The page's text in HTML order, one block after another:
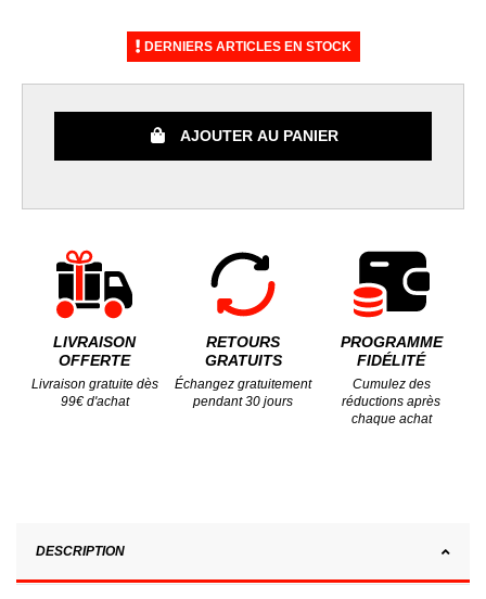
DERNIERS ARTICLES EN STOCK
AJOUTER AU PANIER
LIVRAISON
OFFERTE
Livraison gratuite dès
99€ d'achat
RETOURS
GRATUITS
Échangez gratuitement
pendant 30 jours
PROGRAMME
FIDÉLITÉ
Cumulez des
réductions après
chaque achat
DESCRIPTION